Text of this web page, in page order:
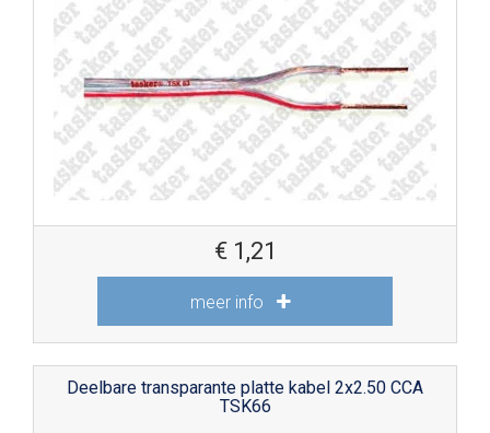
€ 1,21
meer info
Deelbare transparante platte kabel 2x2.50 CCA
TSK66